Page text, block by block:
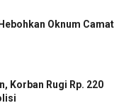
Oknum Camat
Korban Rugi Rp. 220